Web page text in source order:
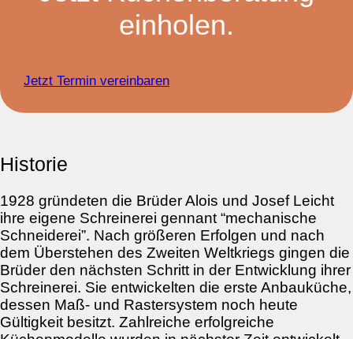
einholen.
Jetzt Termin vereinbaren
Historie
1928 gründeten die Brüder Alois und Josef Leicht
ihre eigene Schreinerei gennant “mechanische
Schneiderei”. Nach größeren Erfolgen und nach
dem Überstehen des Zweiten Weltkriegs gingen die
Brüder den nächsten Schritt in der Entwicklung ihrer
Schreinerei. Sie entwickelten die erste Anbauküche,
dessen Maß- und Rastersystem noch heute
Gültigkeit besitzt. Zahlreiche erfolgreiche